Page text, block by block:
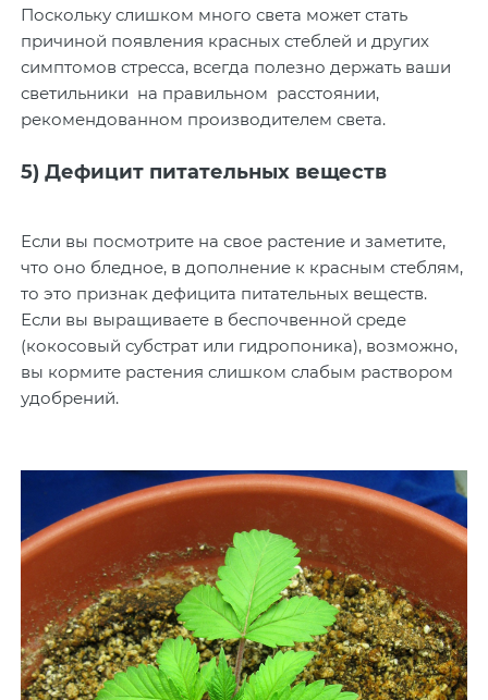
Поскольку слишком много света может стать
причиной появления красных стеблей и других
симптомов стресса, всегда полезно держать ваши
светильники на правильном расстоянии,
рекомендованном производителем света.
5) Дефицит питательных веществ
Если вы посмотрите на свое растение и заметите,
что оно бледное, в дополнение к красным стеблям,
то это признак дефицита питательных веществ.
Если вы выращиваете в беспочвенной среде
(кокосовый субстрат или гидропоника), возможно,
вы кормите растения слишком слабым раствором
удобрений.